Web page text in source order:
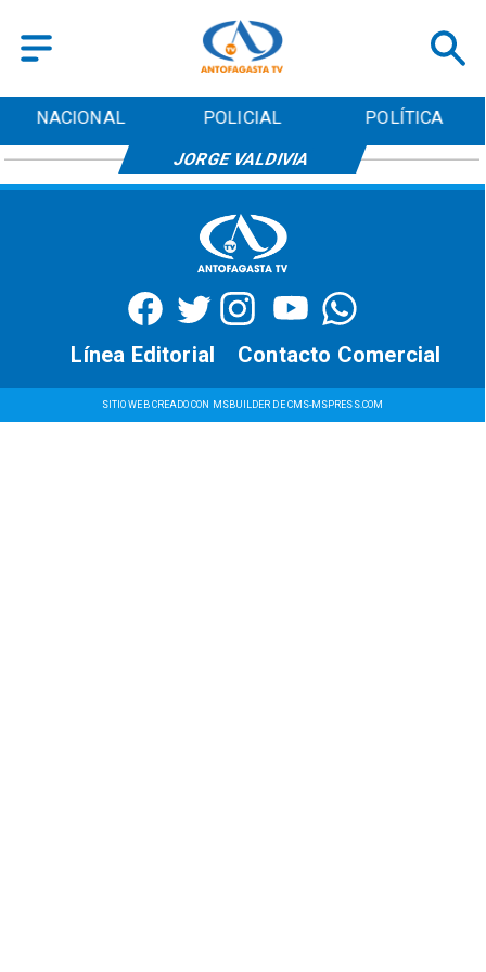
NACIONAL POLICIAL POLÍTICA
JORGE VALDIVIA
SITIO WEB CREADO CON MSBUILDER DE CMS-MSPRESS.COM
Contacto Comercial
Línea Editorial